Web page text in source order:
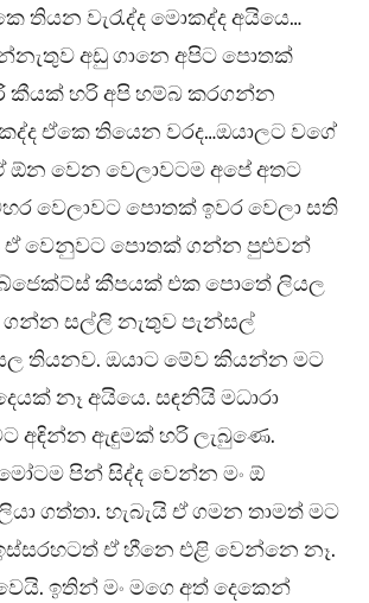
තියන වැරැද්ද මොකද්ද අයියෙ…
අඩු ගානෙ අපිට පොතක්
කීයක් හරි අපි හම්බ කරගන්න
ඒකෙ තියෙන වරද…ඔයාලට වගේ
ඕන වෙන වෙලාවටම අපේ අතට
වෙලාවට පොතක් ඉවර වෙලා සති
ඒ වෙනුවට පොතක් ගන්න පුළුවන්
කීපයක් එක පොතේ ලියල
සල්ලි නැතුව පැන්සල්
තියනව. ඔයාට මේව කියන්න මට
නෑ අයියෙ. සඳනියි මධාරා
අඳින්න ඇඳුමක් හරි ලැබුණෙ.
පින් සිද්ද වෙන්න මං ඕ
ගත්තා. හැබැයි ඒ ගමන තාමත් මට
ඒ හීනෙ එළි වෙන්නෙ නෑ.
ඉතින් මං මගෙ අත් දෙකෙන්